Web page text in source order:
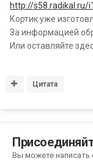
http://s58.radikal.ru/
Кортик уже
За информацией
Или оставляйте
Цитата
Вы можете написать